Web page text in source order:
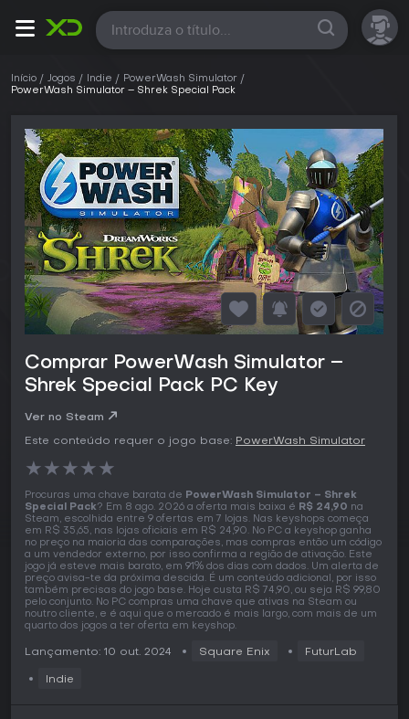
Todas
Início Jogos Indie
PowerWash Simulator
PowerWash Simulator – Shrek Special Pack
Comprar PowerWash Simulator –
Shrek Special Pack PC Key
Ver no Steam
Este conteúdo requer o jogo base: PowerWash Simulator
★★★★★
Procuras uma chave barata de PowerWash Simulator – Shrek
Special Pack? Em 8 ago. 2026 a oferta mais baixa é R$ 24,90 na
Steam, escolhida entre 9 ofertas em 7 lojas. Nas keyshops começa
em R$ 35,65, nas lojas oficiais em R$ 24,90. No PC a keyshop ganha
no preço na maioria das comparações, mas compras então um código
a um vendedor externo, por isso confirma a região de ativação. Este
jogo já esteve mais barato, em 91% dos dias com dados. Um alerta de
preço avisa-te da próxima descida. É um conteúdo adicional, por isso
também precisas do jogo base. Hoje custa R$ 74,90, ou seja R$ 99,80
pelo conjunto. No PC compras uma chave que ativas na Steam ou
noutro cliente, e é aqui que o mercado é mais largo, com mais de um
quarto dos jogos a ter oferta em keyshop.
Lançamento: 10 out. 2024 Square Enix FuturLab
Indie